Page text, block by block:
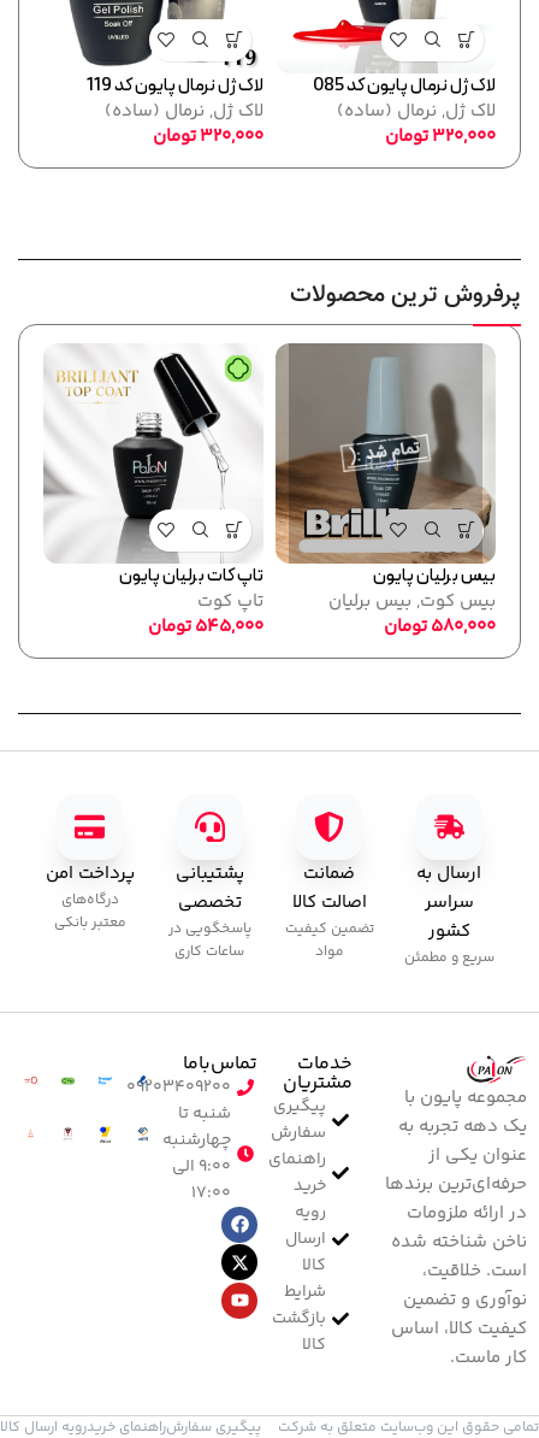
لاک ژل نرمال پایون کد 085
لاک ژل, نرمال (ساده)
320,000تومان
لاک ژل نرمال پایون کد 119
لاک ژل, نرمال (ساده)
320,000تومان
پرفروش ترین محصولات
بیس برلیان پایون
بیس کوت, بیس برلیان
580,000تومان
تاپ کات برلیان پایون
تاپ کوت
545,000تومان
ارسال به
سراسر
کشور
سریع و مطمئن
ضمانت
اصالت کالا
تضمین کیفیت
مواد
پشتیبانی
تخصصی
پاسخگویی در
ساعات کاری
پرداخت امن
درگاه‌های
معتبر بانکی
مجموعه پایون با
یک دهه تجربه به
عنوان یکی از
حرفه‌ای‌ترین برندها
در ارائه ملزومات
ناخن شناخته شده
است. خلاقیت،
نوآوری و تضمین
کیفیت کالا، اساس
کار ماست.
خدمات
مشتریان
پیگیری
سفارش
راهنمای
خرید
رویه
ارسال
کالا
شرایط
بازگشت
کالا
تماس‌با‌ما
۰۹۲۰۳۴۰۹۲۰۰
شنبه تا
چهارشنبه
۹:۰۰ الی
۱۷:۰۰
تمامی حقوق این وب‌سایت متعلق به شرکت پیگیری سفارشراهنمای خریدرویه ارسال کالا